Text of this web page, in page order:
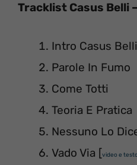
Tracklist Casus Belli
Intro Casus Belli
Parole In Fumo
Come Totti
Teoria E Pratica
Nessuno Lo
Vado Via [video e testo